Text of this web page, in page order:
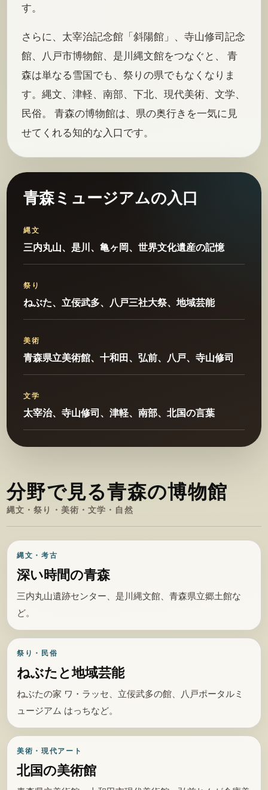
す。
さらに、太宰治記念館「斜陽館」、寺山修司記念
館、八戸市博物館、是川縄文館をつなぐと、 青
森は単なる雪国でも、祭りの県でもなくなりま
す。縄文、津軽、南部、下北、現代美術、文学、
民俗。 青森の博物館は、県の奥行きを一気に見
せてくれる知的な入口です。
青森ミュージアムの入口
縄文
三内丸山、是川、亀ヶ岡、世界文化遺産の記憶
祭り
ねぶた、立佞武多、八戸三社大祭、地域芸能
美術
青森県立美術館、十和田、弘前、八戸、寺山修司
文学
太宰治、寺山修司、津軽、南部、北国の言葉
分野で見る青森の博物館
縄文・祭り・美術・文学・自然
縄文・考古
深い時間の青森
三内丸山遺跡センター、是川縄文館、青森県立郷土館な
ど。
祭り・民俗
ねぶたと地域芸能
ねぶたの家 ワ・ラッセ、立佞武多の館、八戸ポータルミ
ュージアム はっちなど。
美術・現代アート
北国の美術館